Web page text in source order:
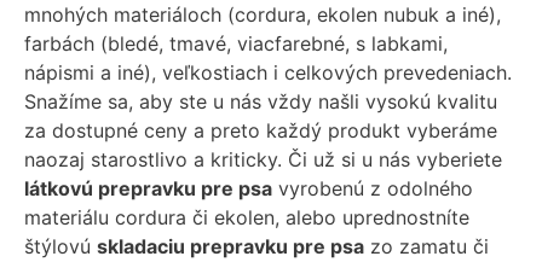
mnohých materiáloch (cordura, ekolen nubuk a iné),
farbách (bledé, tmavé, viacfarebné, s labkami,
nápismi a iné), veľkostiach i celkových prevedeniach.
Snažíme sa, aby ste u nás vždy našli vysokú kvalitu
za dostupné ceny a preto každý produkt vyberáme
naozaj starostlivo a kriticky. Či už si u nás vyberiete
látkovú prepravku pre psa vyrobenú z odolného
materiálu cordura či ekolen, alebo uprednostníte
štýlovú skladaciu prepravku pre psa zo zamatu či